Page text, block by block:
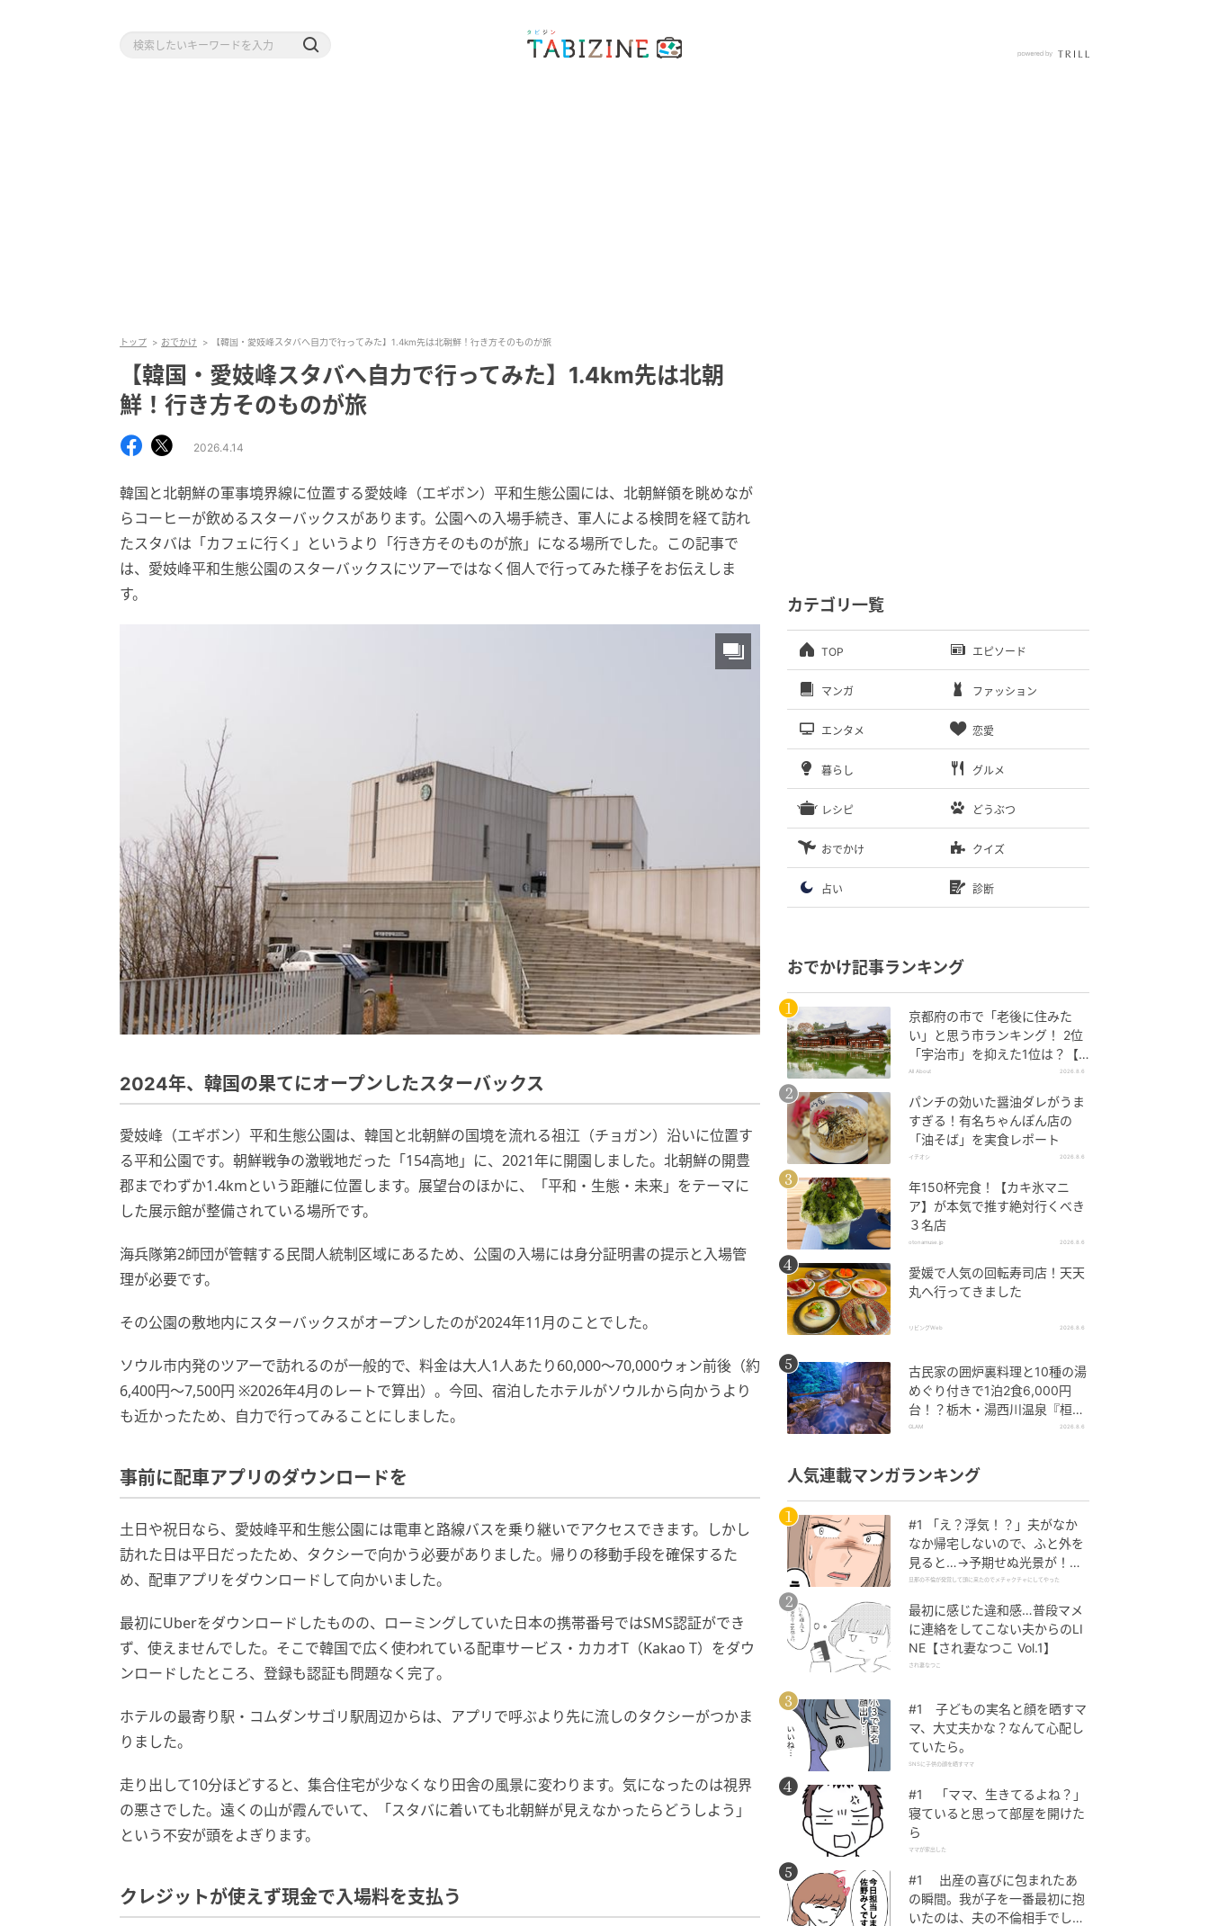
トップ おでかけ 【韓国・愛妓峰スタバへ自力で行ってみた】1.4km先は北朝鮮！行き方そのものが旅
【韓国・愛妓峰スタバへ自力で行ってみた】1.4km先は北朝
鮮！行き方そのものが旅
2026.4.14
韓国と北朝鮮の軍事境界線に位置する愛妓峰（エギボン）平和生態公園には、北朝鮮領を眺めなが
らコーヒーが飲めるスターバックスがあります。公園への入場手続き、軍人による検問を経て訪れ
たスタバは「カフェに行く」というより「行き方そのものが旅」になる場所でした。この記事で
は、愛妓峰平和生態公園のスターバックスにツアーではなく個人で行ってみた様子をお伝えしま
す。
2024年、韓国の果てにオープンしたスターバックス
愛妓峰（エギボン）平和生態公園は、韓国と北朝鮮の国境を流れる祖江（チョガン）沿いに位置す
る平和公園です。朝鮮戦争の激戦地だった「154高地」に、2021年に開園しました。北朝鮮の開豊
郡までわずか1.4kmという距離に位置します。展望台のほかに、「平和・生態・未来」をテーマに
した展示館が整備されている場所です。
海兵隊第2師団が管轄する民間人統制区域にあるため、公園の入場には身分証明書の提示と入場管
理が必要です。
その公園の敷地内にスターバックスがオープンしたのが2024年11月のことでした。
ソウル市内発のツアーで訪れるのが一般的で、料金は大人1人あたり60,000〜70,000ウォン前後（約
6,400円〜7,500円 ※2026年4月のレートで算出）。今回、宿泊したホテルがソウルから向かうより
も近かったため、自力で行ってみることにしました。
事前に配車アプリのダウンロードを
土日や祝日なら、愛妓峰平和生態公園には電車と路線バスを乗り継いでアクセスできます。しかし
訪れた日は平日だったため、タクシーで向かう必要がありました。帰りの移動手段を確保するた
め、配車アプリをダウンロードして向かいました。
最初にUberをダウンロードしたものの、ローミングしていた日本の携帯番号ではSMS認証ができ
ず、使えませんでした。そこで韓国で広く使われている配車サービス・カカオT（Kakao T）をダウ
ンロードしたところ、登録も認証も問題なく完了。
ホテルの最寄り駅・コムダンサゴリ駅周辺からは、アプリで呼ぶより先に流しのタクシーがつかま
りました。
走り出して10分ほどすると、集合住宅が少なくなり田舎の風景に変わります。気になったのは視界
の悪さでした。遠くの山が霞んでいて、「スタバに着いても北朝鮮が見えなかったらどうしよう」
という不安が頭をよぎります。
クレジットが使えず現金で入場料を支払う
カテゴリ一覧
TOP エピソード
マンガ ファッション
エンタメ 恋愛
暮らし グルメ
レシピ どうぶつ
おでかけ クイズ
占い 診断
おでかけ記事ランキング
京都府の市で「老後に住みた
い」と思う市ランキング！ 2位
「宇治市」を抑えた1位は？【2
026年調査】
All About 2026.8.6
パンチの効いた醤油ダレがうま
すぎる！有名ちゃんぽん店の
「油そば」を実食レポート
イチオシ 2026.8.6
年150杯完食！【カキ氷マニ
ア】が本気で推す絶対行くべき
３名店
otonamuse.jp 2026.8.6
愛媛で人気の回転寿司店！天天
丸へ行ってきました
リビングWeb 2026.8.6
古民家の囲炉裏料理と10種の湯
めぐり付きで1泊2食6,000円
台！？栃木・湯西川温泉『桓武
平氏ゆかりの宿 揚羽』で叶う秘
GLAM 2026.8.6
人気連載マンガランキング
#1 「え？浮気！？」夫がなか
なか帰宅しないので、ふと外を
見ると…→予期せぬ光景が！｜
旦那の不倫が発覚して頭に来た
旦那の不倫が発覚して頭に来たのでメチャクチャにしてやった
最初に感じた違和感…普段マメ
に連絡をしてこない夫からのLI
NE【され妻なつこ Vol.1】
され妻なつこ
#1 子どもの実名と顔を晒すマ
マ、大丈夫かな？なんて心配し
ていたら。
SNSに子供の顔を晒すママ
#1 「ママ、生きてるよね？」
寝ていると思って部屋を開けた
ら
ママが家出した
#1 出産の喜びに包まれたあ
の瞬間。我が子を一番最初に抱
いたのは、夫の不倫相手でし